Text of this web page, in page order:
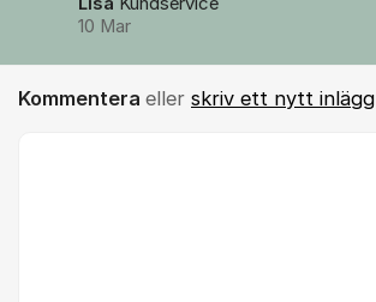
10 Mar
Kommentera eller skriv ett nytt inlägg